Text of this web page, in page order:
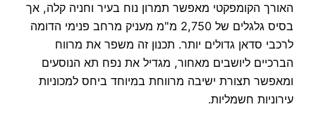
האורך הקומפקטי מאפשר תמרון נוח בעיר וחניה קלה, אך
בסיס גלגלים של 2,750 מ"מ מעניק מרחב פנימי הדומה
לרכבי סדאן גדולים יותר. תכנון זה משפר את מרווח
הברכיים ליושבים מאחור, מגדיל את נפח תא הנוסעים
ומאפשר תצורת ישיבה מרווחת במיוחד ביחס למכוניות
עירוניות חשמליות.